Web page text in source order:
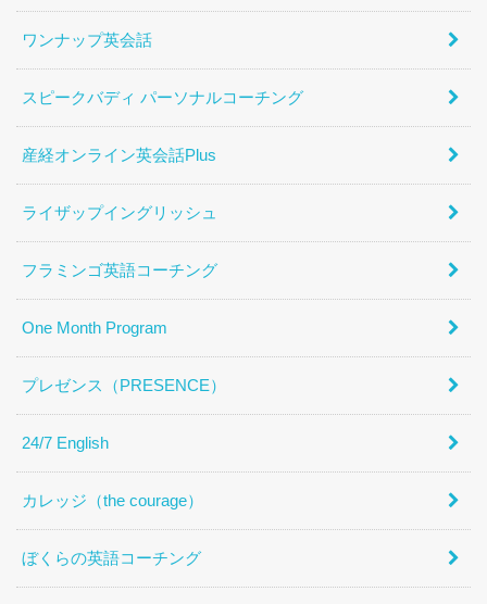
ワンナップ英会話
スピークバディ パーソナルコーチング
産経オンライン英会話Plus
ライザップイングリッシュ
フラミンゴ英語コーチング
One Month Program
プレゼンス（PRESENCE）
24/7 English
カレッジ（the courage）
ぼくらの英語コーチング